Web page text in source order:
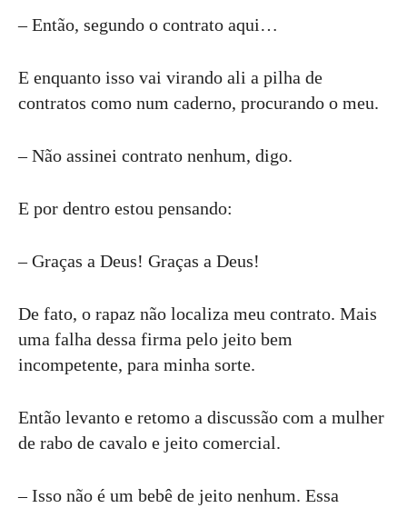
– Então, segundo o contrato aqui…
E enquanto isso vai virando ali a pilha de
contratos como num caderno, procurando o meu.
– Não assinei contrato nenhum, digo.
E por dentro estou pensando:
– Graças a Deus! Graças a Deus!
De fato, o rapaz não localiza meu contrato. Mais
uma falha dessa firma pelo jeito bem
incompetente, para minha sorte.
Então levanto e retomo a discussão com a mulher
de rabo de cavalo e jeito comercial.
– Isso não é um bebê de jeito nenhum. Essa